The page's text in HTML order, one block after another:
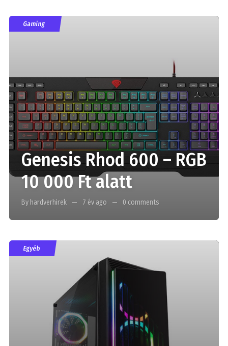
Gaming
Genesis Rhod 600 – RGB
10 000 Ft alatt
By hardverhirek 7 év ago 0 comments
Egyéb